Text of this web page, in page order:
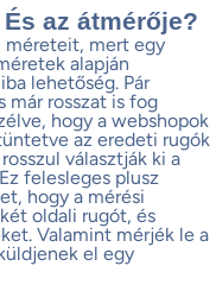
az átmérője?
méreteit, mert egy
alapján
lehetőség. Pár
már rosszat is fog
hogy a webshopok
az eredeti rugók
választják ki a
felesleges plusz
hogy a mérési
oldali rugót, és
Valamint mérjék le a
el egy